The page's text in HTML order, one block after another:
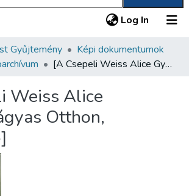
Log In (current)
Gyűjtemény
Képi dokumentumok
[A Csepeli Weiss Alice Gyermekágyas Otthon, sterilizáló]
Weiss Alice
Otthon,